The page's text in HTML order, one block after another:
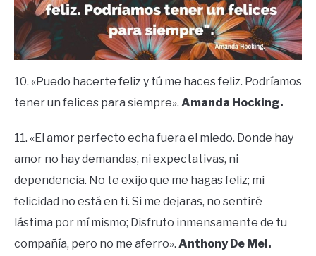
10. «Puedo hacerte feliz y tú me haces feliz. Podríamos
tener un felices para siempre». Amanda Hocking.
11. «El amor perfecto echa fuera el miedo. Donde hay
amor no hay demandas, ni expectativas, ni
dependencia. No te exijo que me hagas feliz; mi
felicidad no está en ti. Si me dejaras, no sentiré
lástima por mí mismo; Disfruto inmensamente de tu
compañía, pero no me aferro». Anthony De Mel.